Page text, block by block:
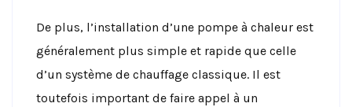
De plus, l’installation d’une pompe à chaleur est
généralement plus simple et rapide que celle
d’un système de chauffage classique. Il est
toutefois important de faire appel à un